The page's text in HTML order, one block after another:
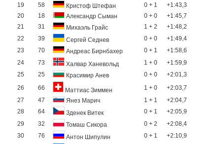
19
58 Кристоф Штефан 0 + 1
+1:43,3
20
18 Александр Сыман 0 + 0
+1:45,7
21
31 Михаэль Грайс 1 + 2
+1:48,2
22
39 Сергей Седнев 0 + 0
+1:49,4
23
70 Андреас Бирнбахер 0 + 1
+1:58,6
24
73 Халвар Ханевольд 1 + 0
+1:59,9
25
25 Красимир Анев 0 + 0
+2:01,3
26
66 Маттиас Зиммен 1 + 0
+2:03,7
27
47 Янез Марич 1 + 1
+2:04,7
28
64 Зденек Витек 0 + 1
+2:05,9
29
32 Томаш Сикора 0 + 2
+2:08,4
30
76 Антон Шипулин 0 + 1
+2:10,9